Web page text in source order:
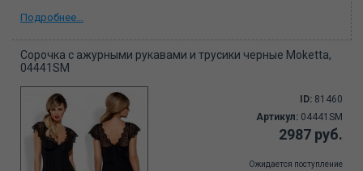
Подробнее...
Сорочка с ажурными рукавами и трусики черные Moketta,
04441SM
ID: 81460
Артикул: 04441SM
2987 руб.
Ожидается поступление